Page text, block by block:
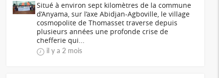
Situé à environ sept kilomètres de la commune
d’Anyama, sur l’axe Abidjan-Agboville, le village
cosmopolite de Thomasset traverse depuis
plusieurs années une profonde crise de
chefferie qui...
il y a 2 mois